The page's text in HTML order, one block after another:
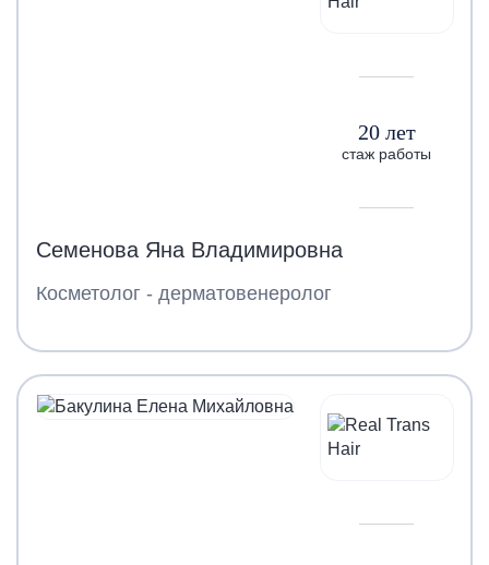
20 лет
стаж работы
Семенова Яна Владимировна
Косметолог - дерматовенеролог